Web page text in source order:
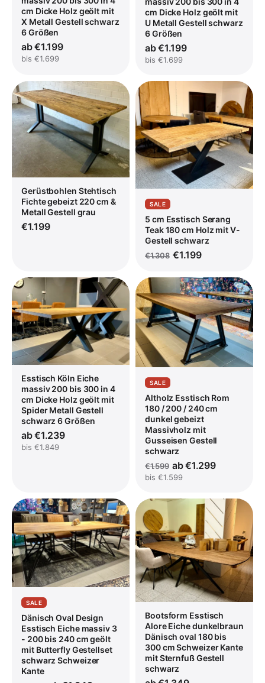
cm Dicke Holz geölt mit
X Metall Gestell schwarz
6 Größen
ab €1.199
bis €1.699
cm Dicke Holz geölt mit
U Metall Gestell schwarz
6 Größen
ab €1.199
bis €1.699
Gerüstbohlen Stehtisch
Fichte gebeizt 220 cm &
Metall Gestell grau
€1.199
SALE
5 cm Esstisch Serang
Teak 180 cm Holz mit V-
Gestell schwarz
€1.308 €1.199
Esstisch Köln Eiche
massiv 200 bis 300 in 4
cm Dicke Holz geölt mit
Spider Metall Gestell
schwarz 6 Größen
ab €1.239
bis €1.849
SALE
Altholz Esstisch Rom
180 / 200 / 240 cm
dunkel gebeizt
Massivholz mit
Gusseisen Gestell
schwarz
€1.599 ab €1.299
bis €1.599
SALE
Dänisch Oval Design
Esstisch Eiche massiv 3
- 200 bis 240 cm geölt
mit Butterfly Gestellset
schwarz Schweizer
Kante
Bootsform Esstisch
Alore Eiche dunkelbraun
Dänisch oval 180 bis
300 cm Schweizer Kante
mit Sternfuß Gestell
schwarz